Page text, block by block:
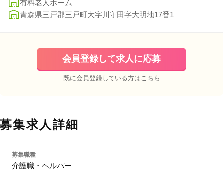
有料老人ホーム
青森県三戸郡三戸町大字川守田字大明地17番1
会員登録して求人に応募
既に会員登録している方はこちら
募集求人詳細
募集職種
介護職・ヘルパー